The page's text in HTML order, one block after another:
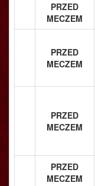
PRZED
MECZEM
PRZED
MECZEM
PRZED
MECZEM
PRZED
MECZEM